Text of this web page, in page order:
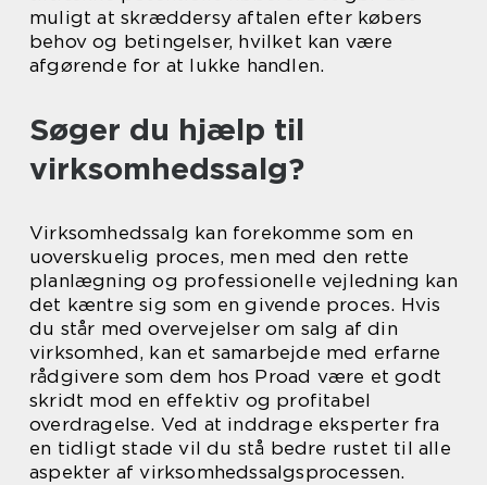
muligt at skræddersy aftalen efter købers
behov og betingelser, hvilket kan være
afgørende for at lukke handlen.
Søger du hjælp til
virksomhedssalg?
Virksomhedssalg kan forekomme som en
uoverskuelig proces, men med den rette
planlægning og professionelle vejledning kan
det kæntre sig som en givende proces. Hvis
du står med overvejelser om salg af din
virksomhed, kan et samarbejde med erfarne
rådgivere som dem hos Proad være et godt
skridt mod en effektiv og profitabel
overdragelse. Ved at inddrage eksperter fra
en tidligt stade vil du stå bedre rustet til alle
aspekter af virksomhedssalgsprocessen.